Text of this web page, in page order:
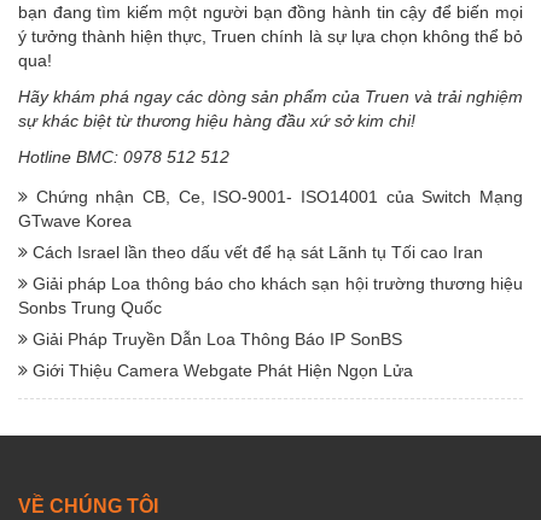
bạn đang tìm kiếm một người bạn đồng hành tin cậy để biến mọi
ý tưởng thành hiện thực, Truen chính là sự lựa chọn không thể bỏ
qua!
Hãy khám phá ngay các dòng sản phẩm của Truen và trải nghiệm
sự khác biệt từ thương hiệu hàng đầu xứ sở kim chi!
Hotline BMC: 0978 512 512
Chứng nhận CB, Ce, ISO-9001- ISO14001 của Switch Mạng
GTwave Korea
Cách Israel lần theo dấu vết để hạ sát Lãnh tụ Tối cao Iran
Giải pháp Loa thông báo cho khách sạn hội trường thương hiệu
Sonbs Trung Quốc
Giải Pháp Truyền Dẫn Loa Thông Báo IP SonBS
Giới Thiệu Camera Webgate Phát Hiện Ngọn Lửa
VỀ CHÚNG TÔI